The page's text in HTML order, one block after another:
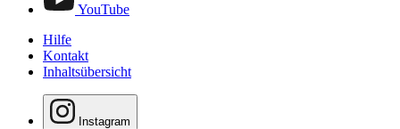
YouTube
Hilfe
Kontakt
Inhaltsübersicht
Instagram